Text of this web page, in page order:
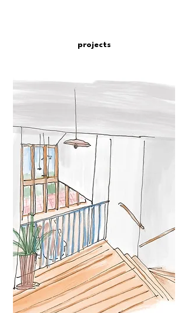
projects